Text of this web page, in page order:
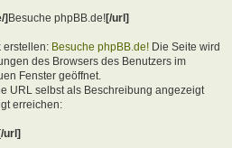
]Besuche phpBB.de![/url]
erstellen: Besuche phpBB.de! Die Seite wird
des Browsers des Benutzers im
Fenster geöffnet.
URL selbst als Beschreibung angezeigt
erreichen:
url]